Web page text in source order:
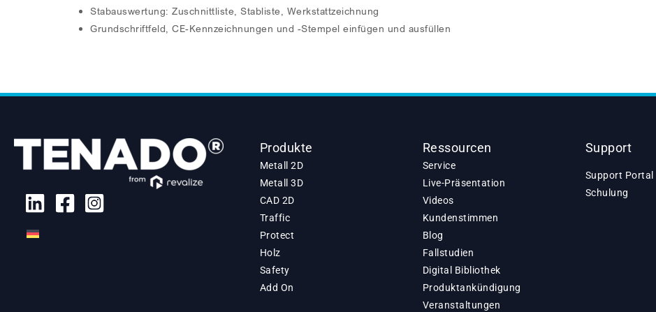
Stabauswertung: Zuschnittliste, Stabliste, Werkstattzeichnung
Grundschriftfeld, CE-Kennzeichnungen und -Stempel einfügen und ausfüllen
Produkte
Metall 2D
Metall 3D
CAD 2D
Traffic
Protect
Holz
Safety
Add On
Ressourcen
Service
Live-Präsentation
Videos
Kundenstimmen
Blog
Fallstudien
Digital Bibliothek
Produktankündigung
Veranstaltungen
Support
Support Portal
Schulung